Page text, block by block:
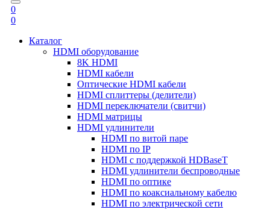
0
0
Каталог
HDMI оборудование
8K HDMI
HDMI кабели
Оптические HDMI кабели
HDMI сплиттеры (делители)
HDMI переключатели (свитчи)
HDMI матрицы
HDMI удлинители
HDMI по витой паре
HDMI по IP
HDMI с поддержкой HDBaseT
HDMI удлинители беспроводные
HDMI по оптике
HDMI по коаксиальному кабелю
HDMI по электрической сети